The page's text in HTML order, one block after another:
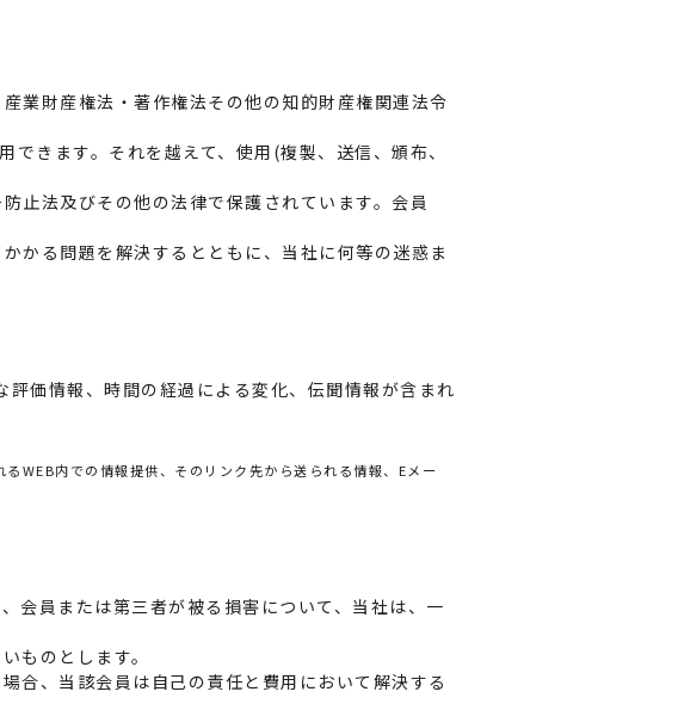
業財産権法・著作権法その他の知的財産権関連法令
きます。それを越えて、使用(複製、送信、頒布、
止法及びその他の法律で保護されています。会員
かる問題を解決するとともに、当社に何等の迷惑ま
価情報、時間の経過による変化、伝聞情報が含まれ
WEB内での情報提供、そのリンク先から送られる情報、Eメー
会員または第三者が被る損害について、当社は、一
ものとします。
合、当該会員は自己の責任と費用において解決する